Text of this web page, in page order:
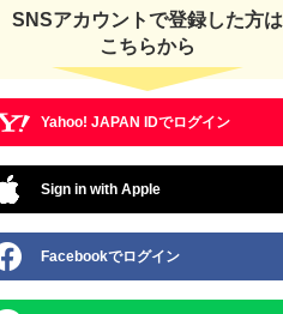
SNSアカウントで登録した方は
こちらから
Yahoo! JAPAN IDでログイン
Sign in with Apple
Facebookでログイン